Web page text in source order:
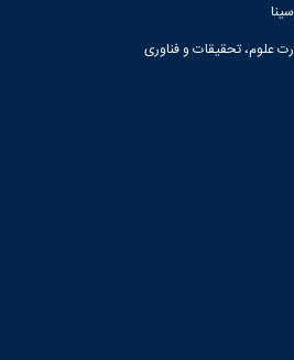
علوم، تحقیقات و فناوری